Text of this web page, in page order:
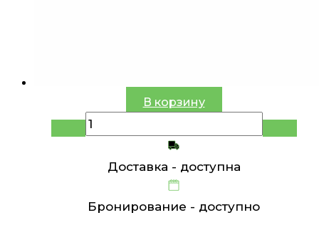
В корзину
Доставка - доступна
Бронирование - доступно